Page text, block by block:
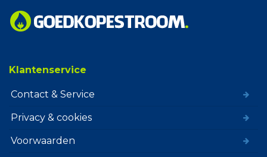
Klantenservice
Contact & Service
Privacy & cookies
Voorwaarden